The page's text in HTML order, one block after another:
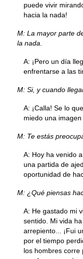
puede vivir
hacia la nada!
M: La mayor parte
la nada.
A: ¡Pero un día
enfrentarse a las
M: Si, y cuando
A: ¡Calla! Se lo
miedo una
M: Te estás
A: Hoy ha venido
una partida de
oportunidad de
M: ¿Qué piensas
A: He gastado mi
sentido. Mi vida
arrepiento... ¡Fui
por el tiempo
los hombres corre